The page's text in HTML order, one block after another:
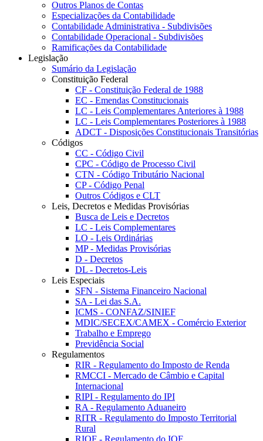
Outros Planos de Contas
Especializações da Contabilidade
Contabilidade Administrativa - Subdivisões
Contabilidade Operacional - Subdivisões
Ramificações da Contabilidade
Legislação
Sumário da Legislação
Constituição Federal
CF - Constituição Federal de 1988
EC - Emendas Constitucionais
LC - Leis Complementares Anteriores à 1988
LC - Leis Complementares Posteriores à 1988
ADCT - Disposições Constitucionais Transitórias
Códigos
CC - Código Civil
CPC - Código de Processo Civil
CTN - Código Tributário Nacional
CP - Código Penal
Outros Códigos e CLT
Leis, Decretos e Medidas Provisórias
Busca de Leis e Decretos
LC - Leis Complementares
LO - Leis Ordinárias
MP - Medidas Provisórias
D - Decretos
DL - Decretos-Leis
Leis Especiais
SFN - Sistema Financeiro Nacional
SA - Lei das S.A.
ICMS - CONFAZ/SINIEF
MDIC/SECEX/CAMEX - Comércio Exterior
Trabalho e Emprego
Previdência Social
Regulamentos
RIR - Regulamento do Imposto de Renda
RMCCI - Mercado de Câmbio e Capital
Internacional
RIPI - Regulamento do IPI
RA - Regulamento Aduaneiro
RITR - Regulamento do Imposto Territorial
Rural
RIOF - Regulamento do IOF